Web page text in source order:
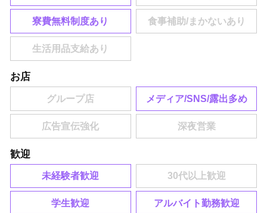
寮費無料制度あり
お店
メディア/SNS/露出多め
歓迎
未経験者歓迎
学生歓迎 アルバイト勤務歓迎